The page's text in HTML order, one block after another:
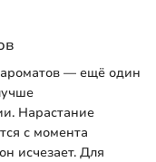
— ещё один
Нарастание
с момента
исчезает. Для